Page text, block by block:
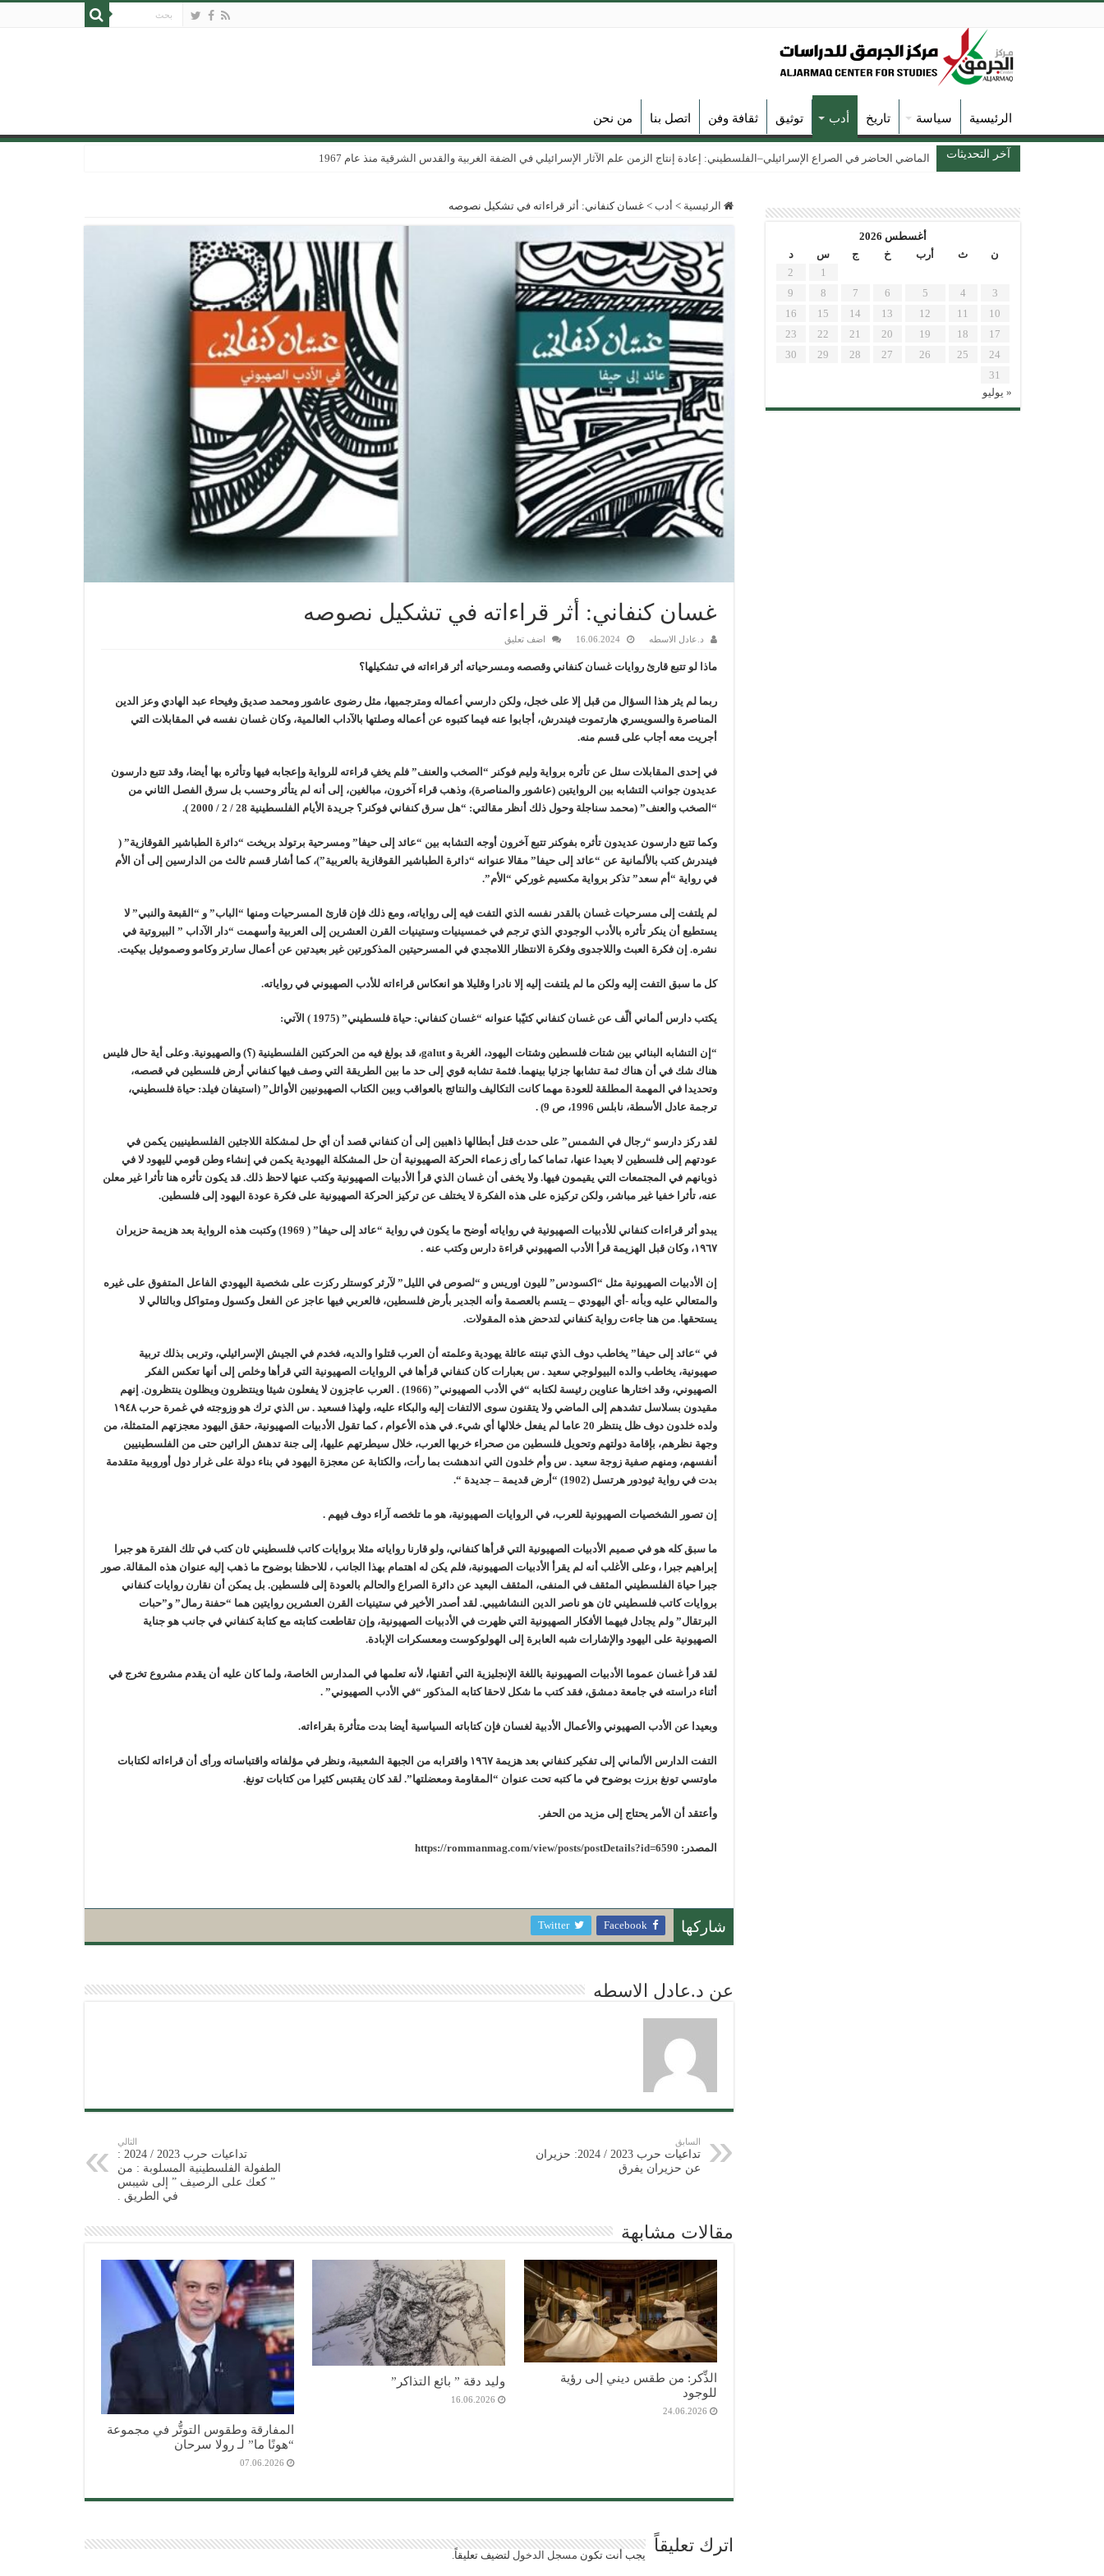
الرئيسية سياسة تاريخ أدب توثيق ثقافة وفن اتصل بنا من نحن
آخر التحديثات الماضي الحاضر في الصراع الإسرائيلي–الفلسطيني: إعادة إنتاج الزمن علم الآثار الإسرائيلي في الضفة الغربية والقدس الشرقية منذ عام 1967
الرئيسية > أدب > غسان كنفاني: أثر قراءاته في تشكيل نصوصه
غسان كنفاني: أثر قراءاته في تشكيل نصوصه
د.عادل الاسطه 16.06.2024 اضف تعليق
ماذا لو تتبع قارئ روايات غسان كنفاني وقصصه ومسرحياته أثر قراءاته في تشكيلها؟
ربما لم يثر هذا السؤال من قبل إلا على خجل، ولكن دارسي أعماله ومترجميها، مثل رضوى عاشور ومحمد صديق وفيحاء عبد الهادي وعز الدين
المناصرة والسويسري هارتموت فيندرش، أجابوا عنه فيما كتبوه عن أعماله وصلتها بالآداب العالمية، وكان غسان نفسه في المقابلات التي
أجريت معه أجاب على قسم منه.
في إحدى المقابلات سئل عن تأثره برواية وليم فوكنر “الصخب والعنف” فلم يخفِ قراءته للرواية وإعجابه فيها وتأثره بها أيضا، وقد تتبع دارسون
عديدون جوانب التشابه بين الروايتين (عاشور والمناصرة)، وذهب قراء آخرون، مبالغين، إلى أنه لم يتأثر وحسب بل سرق الفصل الثاني من
“الصخب والعنف” (محمد سناجلة وحول ذلك أنظر مقالتي: “هل سرق كنفاني فوكنر؟ جريدة الأيام الفلسطينية 28 / 2 / 2000 ).
وكما تتبع دارسون عديدون تأثره بفوكنر تتبع آخرون أوجه التشابه بين “عائد إلى حيفا” ومسرحية برتولد بريخت “دائرة الطباشير القوقازية” (
فيندرش كتب بالألمانية عن “عائد إلى حيفا” مقالا عنوانه “دائرة الطباشير القوقازية بالعربية”)، كما أشار قسم ثالث من الدارسين إلى أن الأم
في رواية “أم سعد” تذكر برواية مكسيم غوركي “الأم”.
لم يلتفت إلى مسرحيات غسان بالقدر نفسه الذي التفت فيه إلى رواياته، ومع ذلك فإن قارئ المسرحيات ومنها “الباب” و “القبعة والنبي” لا
يستطيع أن ينكر تأثره بالأدب الوجودي الذي ترجم في خمسينيات وستينيات القرن العشرين إلى العربية وأسهمت “دار الآداب ” البيروتية في
نشره. إن فكرة العبث واللاجدوى وفكرة الانتظار اللامجدي في المسرحيتين المذكورتين غير بعيدتين عن أعمال سارتر وكامو وصموئيل بيكيت.
كل ما سبق التفت إليه ولكن ما لم يلتفت إليه إلا نادرا وقليلا هو انعكاس قراءاته للأدب الصهيوني في رواياته.
يكتب دارس ألماني ألّف عن غسان كنفاني كتيّبا عنوانه “غسان كنفاني: حياة فلسطيني” (1975 ) الآتي:
“إن التشابه البنائي بين شتات فلسطين وشتات اليهود، الغربة وgalut، قد بولغ فيه من الحركتين الفلسطينية (؟) والصهيونية. وعلى أية حال فليس
هناك شك في أن هناك ثمة تشابها جزئيا بينهما. فثمة تشابه قوي إلى حد ما بين الطريقة التي وصف فيها كنفاني أرض فلسطين في قصصه،
وتحديدا في المهمة المطلقة للعودة مهما كانت التكاليف والنتائج بالعواقب وبين الكتاب الصهيونيين الأوائل” (استيفان فيلد: حياة فلسطيني،
ترجمة عادل الأسطة، نابلس 1996، ص 9) .
لقد ركز دارسو “رجال في الشمس” على حدث قتل أبطالها ذاهبين إلى أن كنفاني قصد أن أي حل لمشكلة اللاجئين الفلسطينيين يكمن في
عودتهم إلى فلسطين لا بعيدا عنها، تماما كما رأى زعماء الحركة الصهيونية أن حل المشكلة اليهودية يكمن في إنشاء وطن قومي لليهود لا في
ذوبانهم في المجتمعات التي يقيمون فيها. ولا يخفى أن غسان الذي قرأ الأدبيات الصهيونية وكتب عنها لاحظ ذلك. قد يكون تأثره هنا تأثرا غير معلن
عنه، تأثرا خفيا غير مباشر، ولكن تركيزه على هذه الفكرة لا يختلف عن تركيز الحركة الصهيونية على فكرة عودة اليهود إلى فلسطين.
يبدو أثر قراءات كنفاني للأدبيات الصهيونية في رواياته أوضح ما يكون في رواية “عائد إلى حيفا” ( 1969) وكتبت هذه الرواية بعد هزيمة حزيران
١٩٦٧، وكان قبل الهزيمة قرأ الأدب الصهيوني قراءة دارس وكتب عنه .
إن الأدبيات الصهيونية مثل “اكسودس” لليون اوريس و “لصوص في الليل” لآرثر كوستلر ركزت على شخصية اليهودي الفاعل المتفوق على غيره
والمتعالي عليه وبأنه -أي اليهودي – يتسم بالعصمة وأنه الجدير بأرض فلسطين، فالعربي فيها عاجز عن الفعل وكسول ومتواكل وبالتالي لا
يستحقها. من هنا جاءت رواية كنفاني لتدحض هذه المقولات.
في “عائد إلى حيفا” يخاطب دوف الذي تبنته عائلة يهودية وعلمته أن العرب قتلوا والديه، فخدم في الجيش الإسرائيلي، وتربى بذلك تربية
صهيونية، يخاطب والده البيولوجي سعيد . س بعبارات كان كنفاني قرأها في الروايات الصهيونية التي قرأها وخلص إلى أنها تعكس الفكر
الصهيوني، وقد اختارها عناوين رئيسة لكتابه “في الأدب الصهيوني” (1966) . العرب عاجزون لا يفعلون شيئا وينتظرون ويظلون ينتظرون. إنهم
مقيدون بسلاسل تشدهم إلى الماضي ولا يتقنون سوى الالتفات إليه والبكاء عليه، ولهذا فسعيد . س الذي ترك هو وزوجته في غمرة حرب ١٩٤٨
ولده خلدون دوف ظل ينتظر 20 عاما لم يفعل خلالها أي شيء. في هذه الأعوام ، كما تقول الأدبيات الصهيونية، حقق اليهود معجزتهم المتمثلة، من
وجهة نظرهم، بإقامة دولتهم وتحويل فلسطين من صحراء خربها العرب، خلال سيطرتهم عليها، إلى جنة تدهش الرائين حتى من الفلسطينيين
أنفسهم، ومنهم صفية زوجة سعيد . س وأم خلدون التي اندهشت بما رأت، والكتابة عن معجزة اليهود في بناء دولة على غرار دول أوروبية متقدمة
بدت في رواية ثيودور هرتسل (1902) “أرض قديمة – جديدة “.
إن تصور الشخصيات الصهيونية للعرب، في الروايات الصهيونية، هو ما تلخصه آراء دوف فيهم .
ما سبق كله هو في صميم الأدبيات الصهيونية التي قرأها كنفاني، ولو قارنا رواياته مثلا بروايات كاتب فلسطيني ثان كتب في تلك الفترة هو جبرا
إبراهيم جبرا ، وعلى الأغلب أنه لم يقرأ الأدبيات الصهيونية، فلم يكن له اهتمام بهذا الجانب ، للاحظنا بوضوح ما ذهب إليه عنوان هذه المقالة. صور
جبرا حياة الفلسطيني المثقف في المنفى، المثقف البعيد عن دائرة الصراع والحالم بالعودة إلى فلسطين. بل يمكن أن نقارن روايات كنفاني
بروايات كاتب فلسطيني ثان هو ناصر الدين النشاشيبي. لقد أصدر الأخير في ستينيات القرن العشرين روايتين هما “حفنة رمال” و”حبات
البرتقال” ولم يجادل فيهما الأفكار الصهيونية التي ظهرت في الأدبيات الصهيونية، وإن تقاطعت كتابته مع كتابة كنفاني في جانب هو جناية
الصهيونية على اليهود والإشارات شبه العابرة إلى الهولوكوست ومعسكرات الإبادة.
لقد قرأ غسان عموما الأدبيات الصهيونية باللغة الإنجليزية التي أتقنها، لأنه تعلمها في المدارس الخاصة، ولما كان عليه أن يقدم مشروع تخرج في
أثناء دراسته في جامعة دمشق، فقد كتب ما شكل لاحقا كتابه المذكور “في الأدب الصهيوني” .
وبعيدا عن الأدب الصهيوني والأعمال الأدبية لغسان فإن كتاباته السياسية أيضا بدت متأثرة بقراءاته.
التفت الدارس الألماني إلى تفكير كنفاني بعد هزيمة ١٩٦٧ واقترابه من الجبهة الشعبية، ونظر في مؤلفاته واقتباساته ورأى أن قراءاته لكتابات
ماوتسي تونغ برزت بوضوح في ما كتبه تحت عنوان “المقاومة ومعضلتها”. لقد كان يقتبس كثيرا من كتابات تونغ.
وأعتقد أن الأمر يحتاج إلى مزيد من الحفر.
المصدر: https://rommanmag.com/view/posts/postDetails?id=6590
شاركها Facebook
Twitter
عن د.عادل الاسطه
السابق
تداعيات حرب 2023 / 2024: حزيران
عن حزيران يفرق
التالي
تداعيات حرب 2023 / 2024 :
الطفولة الفلسطينية المسلوبة : من
” كعك على الرصيف ” إلى شيبس
في الطريق .
مقالات مشابهة
الذِّكر: من طقس ديني إلى رؤية
للوجود
24.06.2026
وليد دقة ” بائع التذاكر”
16.06.2026
المفارقة وطقوس التوتُّر في مجموعة
“هونًا ما” لـ رولا سرحان
07.06.2026
اترك تعليقاً يجب أنت تكون مسجل الدخول لتضيف تعليقاً.
أغسطس 2026
ن
ث أرب خ ج س
د
1
2
3
4
5
6
7
8
9
10
11
12
13
14
15
16
17
18
19
20
21
22
23
24
25
26
27
28
29
30
31
« يوليو